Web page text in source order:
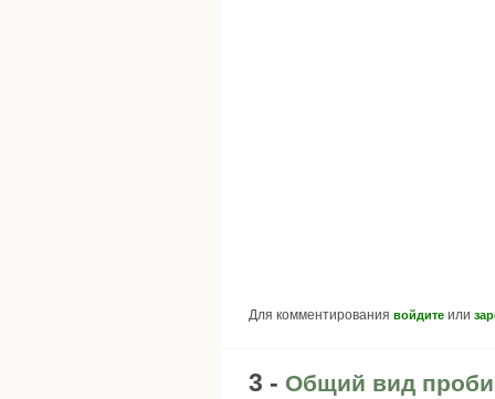
Для комментирования войдите или
3 - Общий вид